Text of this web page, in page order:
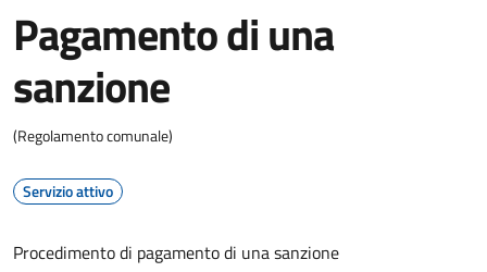
Pagamento di una
sanzione
(Regolamento comunale)
Servizio attivo
Procedimento di pagamento di una sanzione